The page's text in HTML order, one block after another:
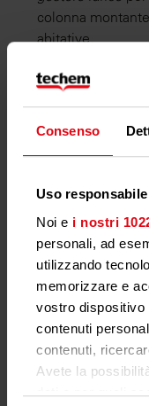
Consenso
Uso
Noi e i nostri
personali, ad
utilizzando
memorizzare e
vostro dispositivo
contenuti
contenuti,
Avete la
dati e per quali
colonna
abitative.
Controlli
È obbligatorio
caratteristiche
servite.
Monitoraggio
Il decreto
Legionella, in
complessi e nei
Comunicazione
I risultati delle
condomini,
Interventi
In caso di non